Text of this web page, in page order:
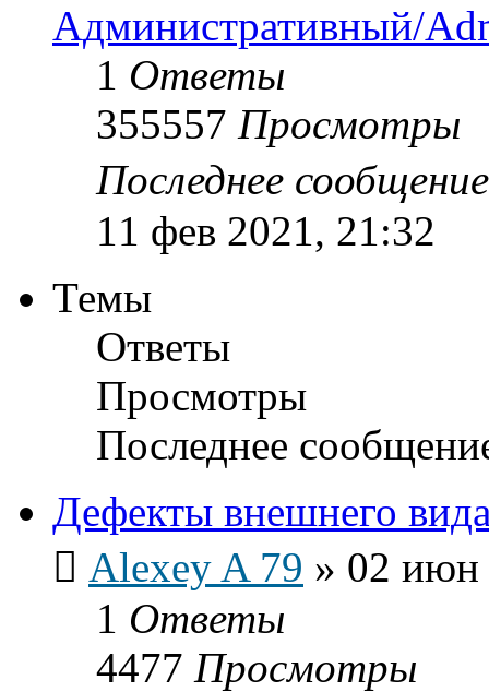
Административный/
1 Ответы
355557 Просмотры
Последнее
11 фев 2021, 21:32
Темы
Ответы
Просмотры
Последнее
Дефекты внешнего
Alexey A 79 » 02 июн
1 Ответы
4477 Просмотры